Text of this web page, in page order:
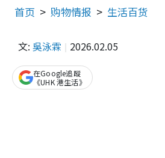
首页 购物情报 生活百货
文: 吳泳霖 2026.02.05
在Google追蹤
《UHK 港生活》